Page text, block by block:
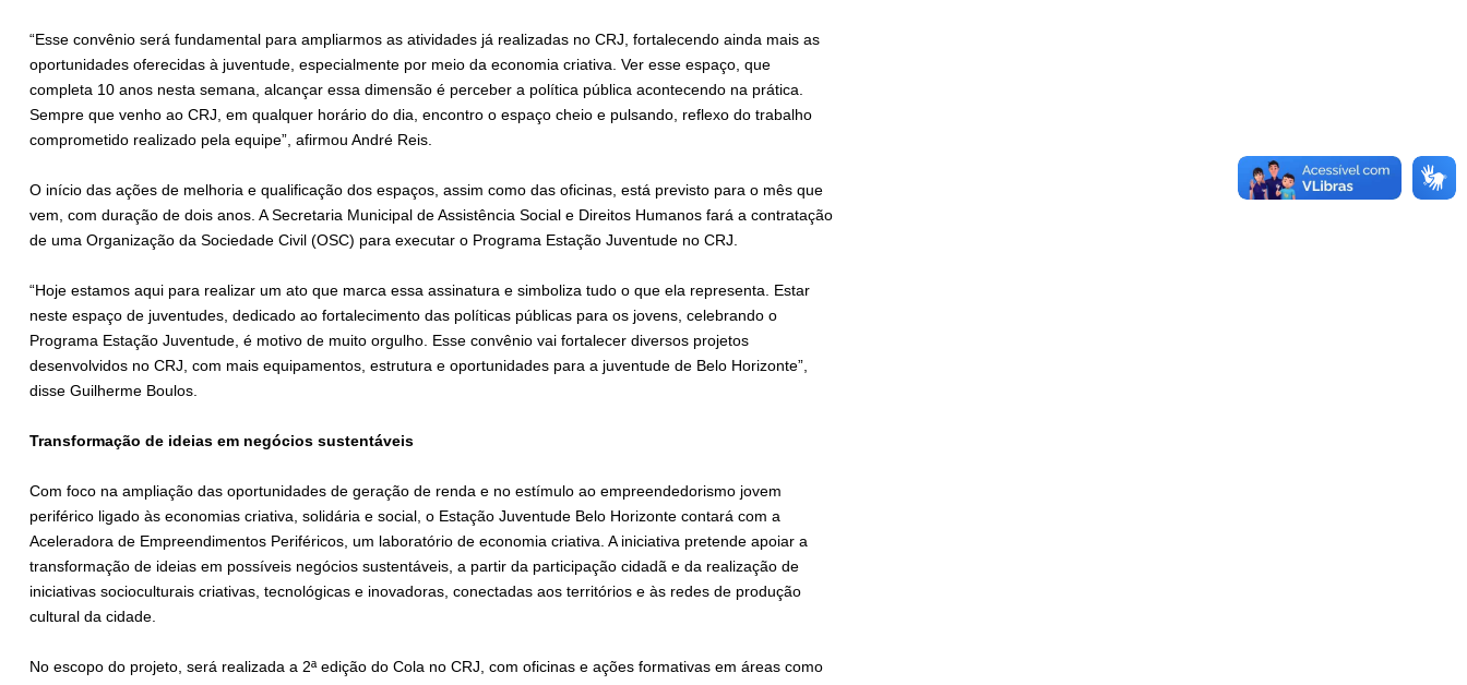
“Esse convênio será fundamental para ampliarmos as atividades já realizadas no CRJ, fortalecendo ainda mais as
oportunidades oferecidas à juventude, especialmente por meio da economia criativa. Ver esse espaço, que
completa 10 anos nesta semana, alcançar essa dimensão é perceber a política pública acontecendo na prática.
Sempre que venho ao CRJ, em qualquer horário do dia, encontro o espaço cheio e pulsando, reflexo do trabalho
comprometido realizado pela equipe”, afirmou André Reis.
O início das ações de melhoria e qualificação dos espaços, assim como das oficinas, está previsto para o mês que
vem, com duração de dois anos. A Secretaria Municipal de Assistência Social e Direitos Humanos fará a contratação
de uma Organização da Sociedade Civil (OSC) para executar o Programa Estação Juventude no CRJ.
“Hoje estamos aqui para realizar um ato que marca essa assinatura e simboliza tudo o que ela representa. Estar
neste espaço de juventudes, dedicado ao fortalecimento das políticas públicas para os jovens, celebrando o
Programa Estação Juventude, é motivo de muito orgulho. Esse convênio vai fortalecer diversos projetos
desenvolvidos no CRJ, com mais equipamentos, estrutura e oportunidades para a juventude de Belo Horizonte”,
disse Guilherme Boulos.
Transformação de ideias em negócios sustentáveis
Com foco na ampliação das oportunidades de geração de renda e no estímulo ao empreendedorismo jovem
periférico ligado às economias criativa, solidária e social, o Estação Juventude Belo Horizonte contará com a
Aceleradora de Empreendimentos Periféricos, um laboratório de economia criativa. A iniciativa pretende apoiar a
transformação de ideias em possíveis negócios sustentáveis, a partir da participação cidadã e da realização de
iniciativas socioculturais criativas, tecnológicas e inovadoras, conectadas aos territórios e às redes de produção
cultural da cidade.
No escopo do projeto, será realizada a 2ª edição do Cola no CRJ, com oficinas e ações formativas em áreas como